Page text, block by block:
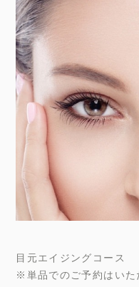
目元エイジングコー
※単品でのご予約はいた